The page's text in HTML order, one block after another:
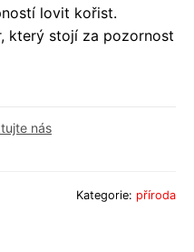
lovit kořist.
který stojí za pozornost
nás
Kategorie: příroda